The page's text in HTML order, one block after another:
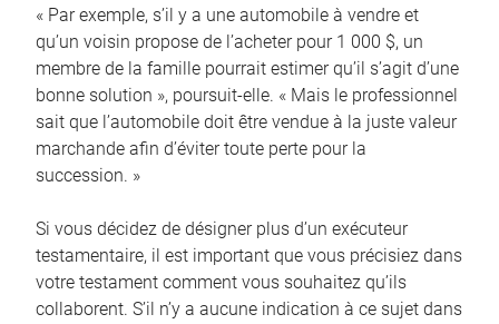
« Par exemple, s’il y a une automobile à vendre et
qu’un voisin propose de l’acheter pour 1 000 $, un
membre de la famille pourrait estimer qu’il s’agit d’une
bonne solution », poursuit-elle. « Mais le professionnel
sait que l’automobile doit être vendue à la juste valeur
marchande afin d’éviter toute perte pour la
succession. »
Si vous décidez de désigner plus d’un exécuteur
testamentaire, il est important que vous précisiez dans
votre testament comment vous souhaitez qu’ils
collaborent. S’il n’y a aucune indication à ce sujet dans